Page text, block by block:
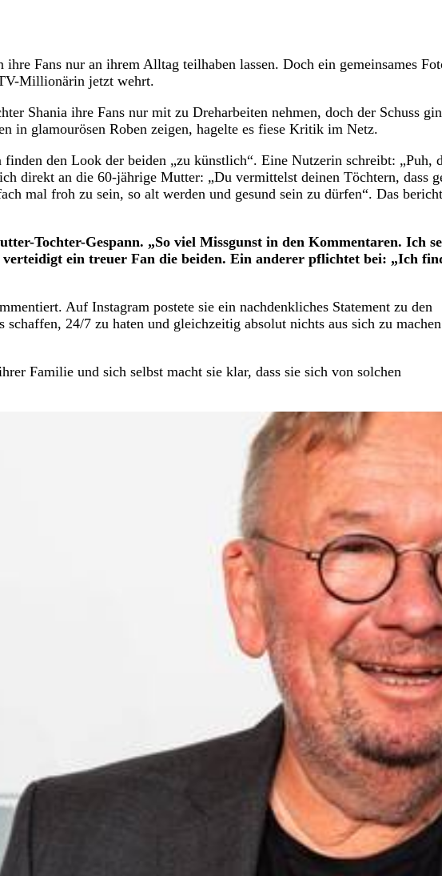
Fans nur an ihrem Alltag teilhaben lassen. Doch ein gemeinsames
Millionärin jetzt wehrt.
Shania ihre Fans nur mit zu Dreharbeiten nehmen, doch der Schuss
in glamourösen Roben zeigen, hagelte es fiese Kritik im Netz.
den Look der beiden „zu künstlich“. Eine Nutzerin schreibt: „Puh,
direkt an die 60-jährige Mutter: „Du vermittelst deinen Töchtern, dass
mal froh zu sein, so alt werden und gesund sein zu dürfen“. Das
Tochter-Gespann. „So viel Missgunst in den Kommentaren. Ich
ein treuer Fan die beiden. Ein anderer pflichtet bei: „Ich
Auf Instagram postete sie ein nachdenkliches Statement zu den
schaffen, 24/7 zu haten und gleichzeitig absolut nichts aus sich zu
Familie und sich selbst macht sie klar, dass sie sich von solchen